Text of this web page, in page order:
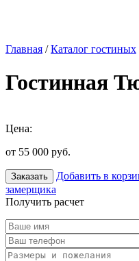
Главная /Каталог гостиных
Гостинная
Цена:
от 55 000 руб.
Заказать Добавить в
замерщика
Получить расчет